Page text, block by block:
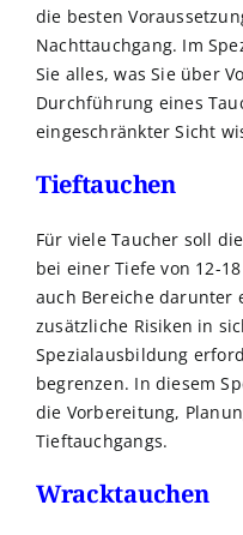
die besten
Nachttauchgang. Im
Sie alles, was Sie über
Durchführung eines
eingeschränkter Sicht
Tieftauchen
Für viele Taucher soll
bei einer Tiefe von 12-
auch Bereiche darunter
zusätzliche Risiken in
Spezialausbildung
begrenzen. In diesem
die Vorbereitung,
Tieftauchgangs.
Wracktauchen